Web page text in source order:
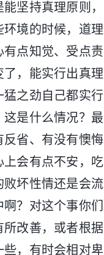
坚持真理原则，
境的时候，道理
有点知觉、受点责
，能实行出真理
之劲自己都实行
是什么情况？最
省、有没有懊悔
会有点不安，吃
坏性情还是会流
？对这个事你们
改善，或者根据
，有时会相对卑